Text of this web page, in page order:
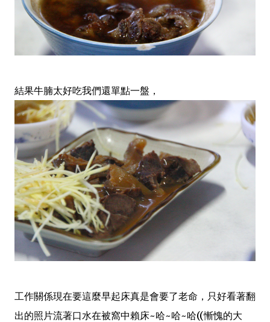
結果牛腩太好吃我們還單點一盤，
工作關係現在要這麼早起床真是會要了老命，只好看著翻
出的照片流著口水在被窩中賴床~哈~哈~哈((慚愧的大